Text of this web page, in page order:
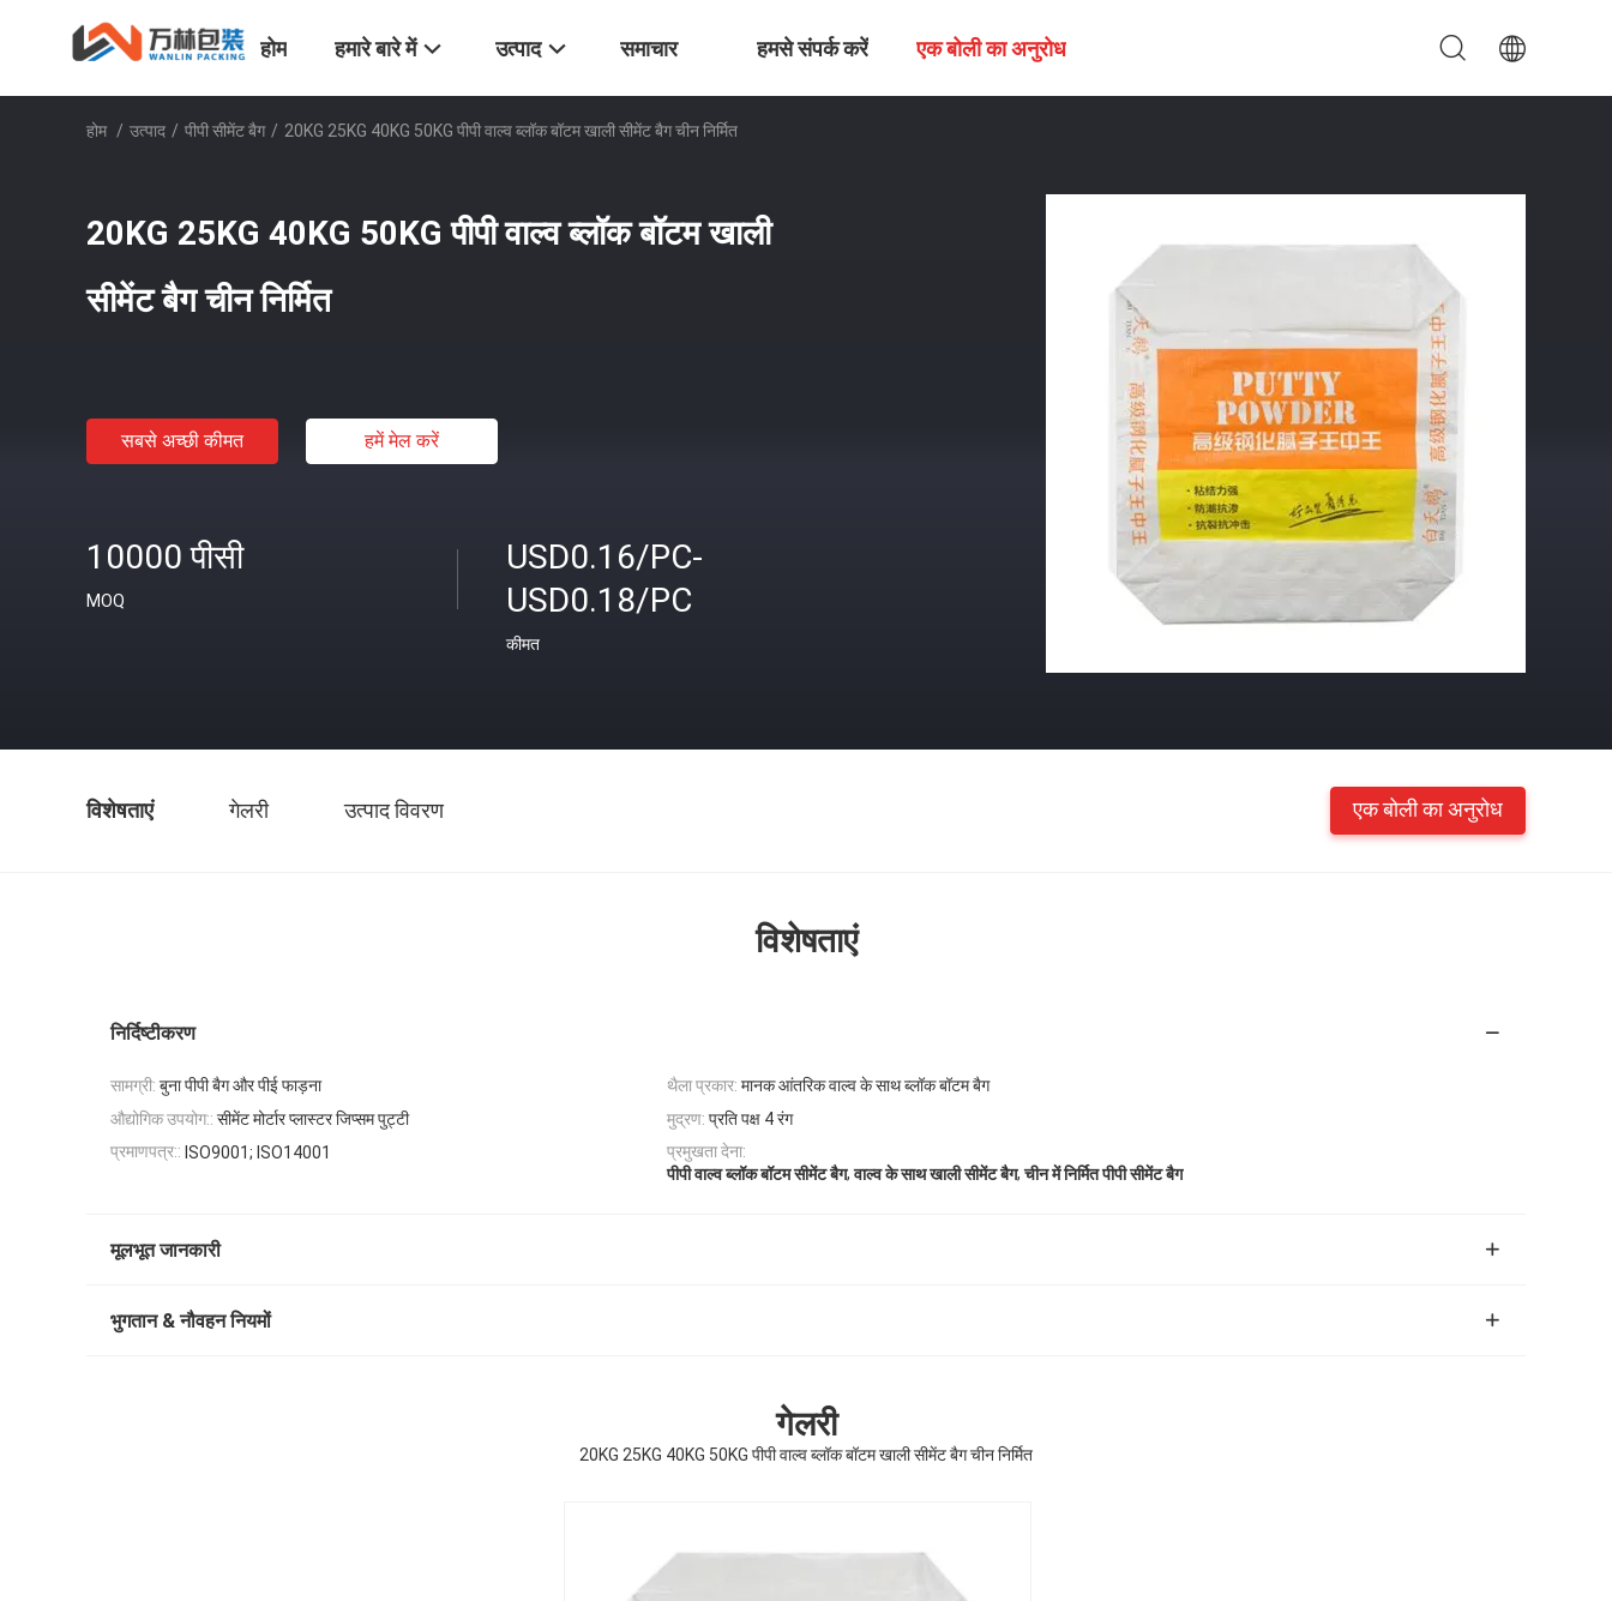
होम हमारे बारे में उत्पाद समाचार हमसे संपर्क करें एक बोली का अनुरोध
होम / उत्पाद / पीपी सीमेंट बैग / 20KG 25KG 40KG 50KG पीपी वाल्व ब्लॉक बॉटम खाली सीमेंट बैग चीन निर्मित
20KG 25KG 40KG 50KG पीपी वाल्व ब्लॉक बॉटम खाली
सीमेंट बैग चीन निर्मित
सबसे अच्छी कीमत हमें मेल करें
10000 पीसी
MOQ
USD0.16/PC-
USD0.18/PC
कीमत
विशेषताएं गेलरी उत्पाद विवरण एक बोली का अनुरोध
विशेषताएं
निर्दिष्टीकरण
सामग्री: बुना पीपी बैग और पीई फाड़ना थैला प्रकार: मानक आंतरिक वाल्व के साथ ब्लॉक बॉटम बैग
औद्योगिक उपयोग:: सीमेंट मोर्टार प्लास्टर जिप्सम पुट्टी मुद्रण: प्रति पक्ष 4 रंग
प्रमाणपत्र:: ISO9001; ISO14001
प्रमुखता देना:
पीपी वाल्व ब्लॉक बॉटम सीमेंट बैग,वाल्व के साथ खाली सीमेंट बैग,चीन में निर्मित पीपी सीमेंट बैग
मूलभूत जानकारी
भुगतान & नौवहन नियमों
गेलरी
20KG 25KG 40KG 50KG पीपी वाल्व ब्लॉक बॉटम खाली सीमेंट बैग चीन निर्मित